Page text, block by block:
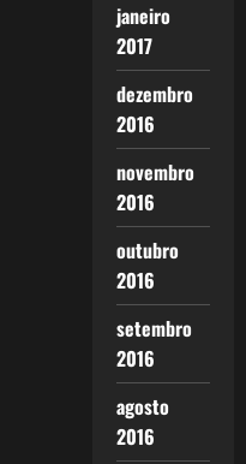
janeiro
2017
dezembro
2016
novembro
2016
outubro
2016
setembro
2016
agosto
2016